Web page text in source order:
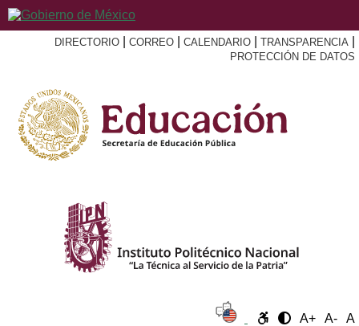
DIRECTORIO CORREO CALENDARIO TRANSPARENCIA
PROTECCIÓN DE DATOS
A+ A- A